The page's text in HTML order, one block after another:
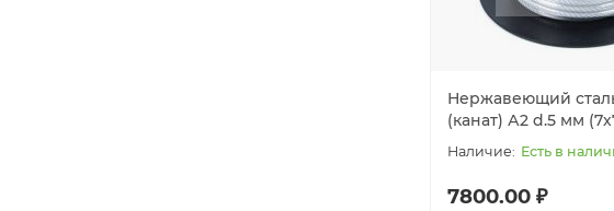
Нержавеющий
(канат) А2 d.5 мм
Есть в
7800.00 ₽